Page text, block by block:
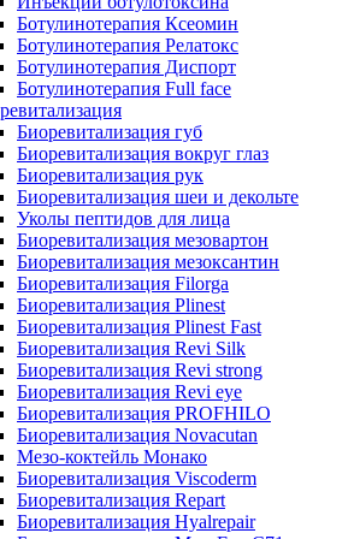
Ботулинотерапия Ксеомин
Ботулинотерапия Релатокс
Ботулинотерапия Диспорт
Ботулинотерапия Full face
Биоревитализация губ
Биоревитализация вокруг глаз
Биоревитализация рук
Биоревитализация шеи и декольте
Уколы пептидов для лица
Биоревитализация мезовартон
Биоревитализация мезоксантин
Биоревитализация Filorga
Биоревитализация Plinest
Биоревитализация Plinest Fast
Биоревитализация Revi Silk
Биоревитализация Revi strong
Биоревитализация Revi eye
Биоревитализация PROFHILO
Биоревитализация Novacutan
Мезо-коктейль Монако
Биоревитализация Viscoderm
Биоревитализация Repart
Биоревитализация Hyalrepair